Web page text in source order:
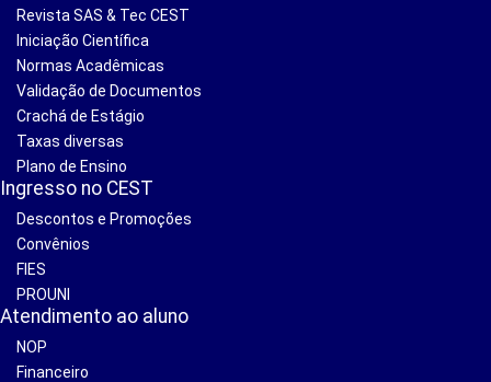
Revista SAS & Tec CEST
Iniciação Científica
Normas Acadêmicas
Validação de Documentos
Crachá de Estágio
Taxas diversas
Plano de Ensino
Ingresso no CEST
Descontos e Promoções
Convênios
FIES
PROUNI
Atendimento ao aluno
NOP
Financeiro